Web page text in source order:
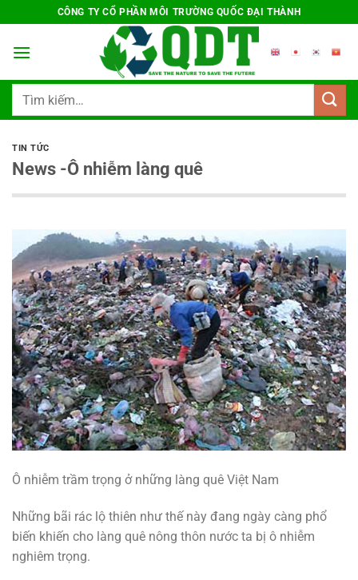
đến
nội
CÔNG TY CỔ PHẦN MÔI TRƯỜNG QUỐC ĐẠI THÀNH
Tìm
TIN TỨC
News -Ô nhiễm làng quê
Ô nhiễm trầm trọng ở những làng quê Việt Nam
Những bãi rác lộ thiên như thế này đang ngày càng phổ
biến khiến cho làng quê nông thôn nước ta bị ô nhiễm
nghiêm trọng.